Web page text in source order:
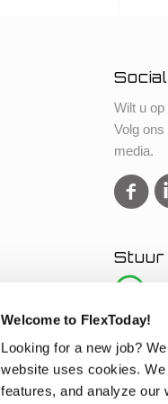
Welcome to FlexToday!
Looking for a new job?
website uses cookies.
features, and analyze our
Wilt u op
Volg
media.
Stuur